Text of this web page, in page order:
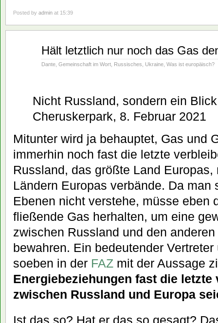
Posted by admin at 15:39
Hält letztlich nur noch das Gas
Dante Gemeinschaft im Wort Russisches Ukraine Was ist europäisch?
Nicht Russland, sondern ein
Cheruskerpark, 8. Februar 2021
Mitunter wird ja behauptet, Gas und
immerhin noch fast die letzte
Russland, das größte Land Europas,
Ländern Europas verbände. Da man
Ebenen nicht verstehe, müsse eben
fließende Gas herhalten, um eine
zwischen Russland und den
bewahren. Ein bedeutender
soeben in der FAZ mit der Aussage
Energiebeziehungen fast die
zwischen Russland und Europa
Ist das so? Hat er das so gesagt?